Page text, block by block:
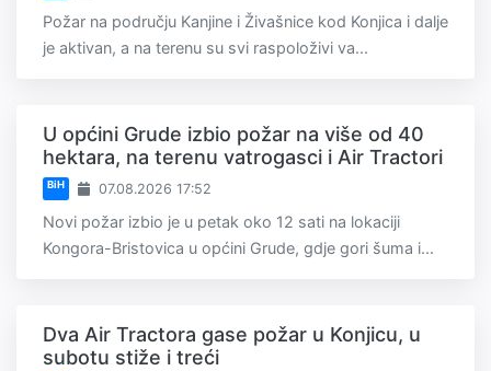
Požar na području Kanjine i Živašnice kod Konjica i dalje
je aktivan, a na terenu su svi raspoloživi va...
U općini Grude izbio požar na više od 40
hektara, na terenu vatrogasci i Air Tractori
BiH 07.08.2026 17:52
Novi požar izbio je u petak oko 12 sati na lokaciji
Kongora-Bristovica u općini Grude, gdje gori šuma i...
Dva Air Tractora gase požar u Konjicu, u
subotu stiže i treći